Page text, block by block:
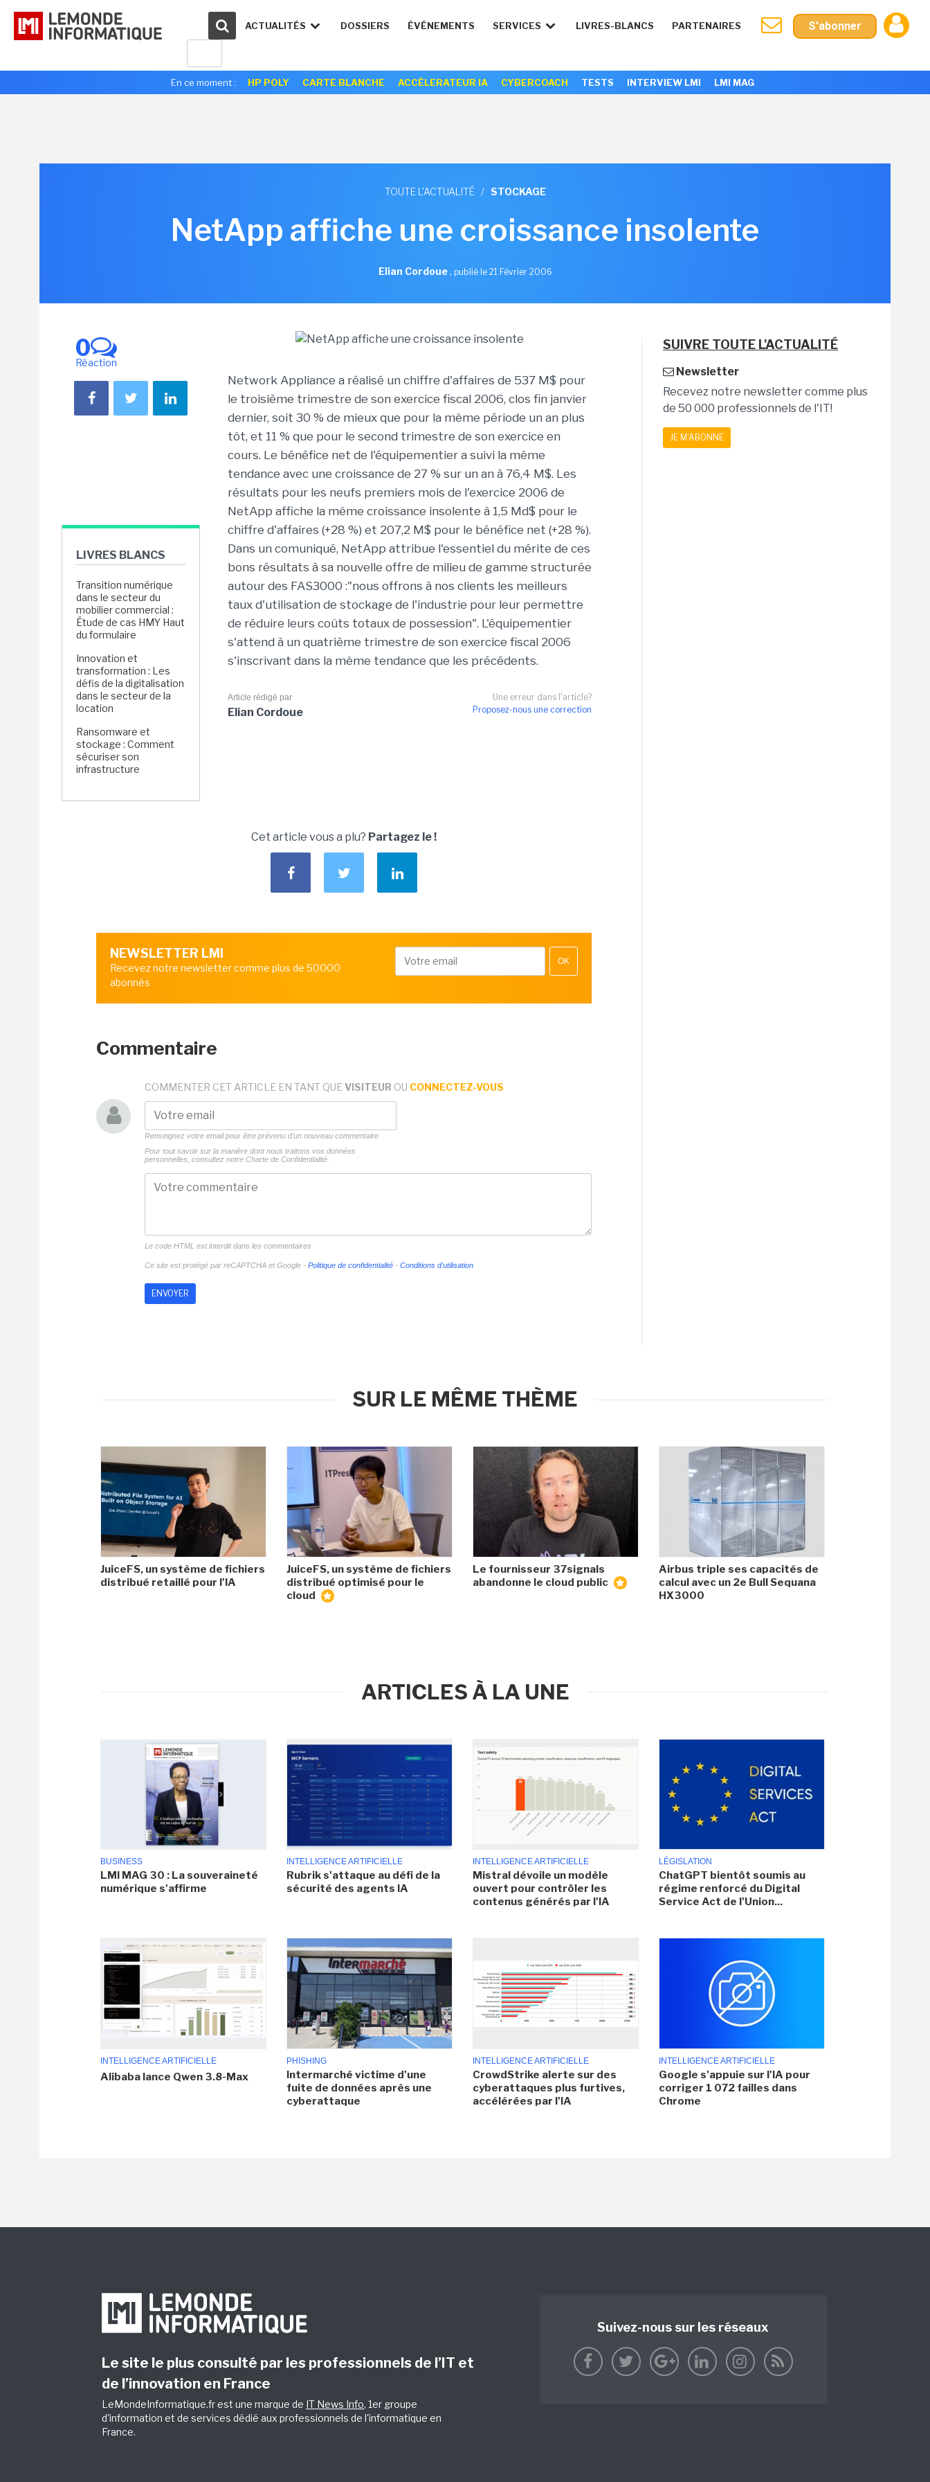
ACTUALITÉS DOSSIERS ÉVÉNEMENTS SERVICES LIVRES-BLANCS PARTENAIRES S'abonner
En ce moment : HP POLY CARTE BLANCHE ACCÉLERATEUR IA CYBERCOACH TESTS INTERVIEW LMI LMI MAG
TOUTE L'ACTUALITÉ / STOCKAGE
NetApp affiche une croissance insolente
Elian Cordoue, publié le 21 Février 2006
0
Réaction
LIVRES BLANCS
Transition numérique
dans le secteur du
mobilier commercial :
Étude de cas HMY Haut
du formulaire
Innovation et
transformation : Les
défis de la digitalisation
dans le secteur de la
location
Ransomware et
stockage : Comment
sécuriser son
infrastructure
Network Appliance a réalisé un chiffre d'affaires de 537 M$ pour
le troisième trimestre de son exercice fiscal 2006, clos fin janvier
dernier, soit 30 % de mieux que pour la même période un an plus
tôt, et 11 % que pour le second trimestre de son exercice en
cours. Le bénéfice net de l'équipementier a suivi la même
tendance avec une croissance de 27 % sur un an à 76,4 M$. Les
résultats pour les neufs premiers mois de l'exercice 2006 de
NetApp affiche la même croissance insolente à 1,5 Md$ pour le
chiffre d'affaires (+28 %) et 207,2 M$ pour le bénéfice net (+28 %).
Dans un comuniqué, NetApp attribue l'essentiel du mérite de ces
bons résultats à sa nouvelle offre de milieu de gamme structurée
autour des FAS3000 :"nous offrons à nos clients les meilleurs
taux d'utilisation de stockage de l'industrie pour leur permettre
de réduire leurs coûts totaux de possession". L'équipementier
s'attend à un quatrième trimestre de son exercice fiscal 2006
s'inscrivant dans la même tendance que les précédents.
Une erreur dans l'article?
Proposez-nous une correction
Article rédigé par
Elian Cordoue
Cet article vous a plu? Partagez le !
NEWSLETTER LMI
Recevez notre newsletter comme plus de 50000
abonnés
OK
Commentaire
COMMENTER CET ARTICLE EN TANT QUE VISITEUR OU CONNECTEZ-VOUS
Renseignez votre email pour être prévenu d'un nouveau commentaire
Pour tout savoir sur la manière dont nous traitons vos données
personnelles, consultez notre Charte de Confidentialité.
Le code HTML est interdit dans les commentaires
Ce site est protégé par reCAPTCHA et Google - Politique de confidentialité - Conditions d'utilisation
SUIVRE TOUTE L'ACTUALITÉ
Newsletter
Recevez notre newsletter comme plus
de 50 000 professionnels de l'IT!
JE M'ABONNE
SUR LE MÊME THÈME
JuiceFS, un système de fichiers
distribué retaillé pour l'IA
JuiceFS, un système de fichiers
distribué optimisé pour le
cloud
Le fournisseur 37signals
abandonne le cloud public
Airbus triple ses capacités de
calcul avec un 2e Bull Sequana
HX3000
ARTICLES À LA UNE
BUSINESS
LMI MAG 30 : La souveraineté
numérique s'affirme
INTELLIGENCE ARTIFICIELLE
Rubrik s'attaque au défi de la
sécurité des agents IA
INTELLIGENCE ARTIFICIELLE
Mistral dévoile un modèle
ouvert pour contrôler les
contenus générés par l'IA
LÉGISLATION
ChatGPT bientôt soumis au
régime renforcé du Digital
Service Act de l'Union...
INTELLIGENCE ARTIFICIELLE
Alibaba lance Qwen 3.8-Max
PHISHING
Intermarché victime d'une
fuite de données après une
cyberattaque
INTELLIGENCE ARTIFICIELLE
CrowdStrike alerte sur des
cyberattaques plus furtives,
accélérées par l'IA
INTELLIGENCE ARTIFICIELLE
Google s'appuie sur l'IA pour
corriger 1 072 failles dans
Chrome
Le site le plus consulté par les professionnels de l’IT et
de l’innovation en France
LeMondeInformatique.fr est une marque de IT News Info, 1er groupe
d'information et de services dédié aux professionnels de l'informatique en
France.
Suivez-nous sur les réseaux